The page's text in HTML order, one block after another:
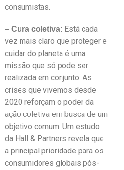
consumistas.
– Cura coletiva: Está cada
vez mais claro que proteger e
cuidar do planeta é uma
missão que só pode ser
realizada em conjunto. As
crises que vivemos desde
2020 reforçam o poder da
ação coletiva em busca de um
objetivo comum. Um estudo
da Hall & Partners revela que
a principal prioridade para os
consumidores globais pós-